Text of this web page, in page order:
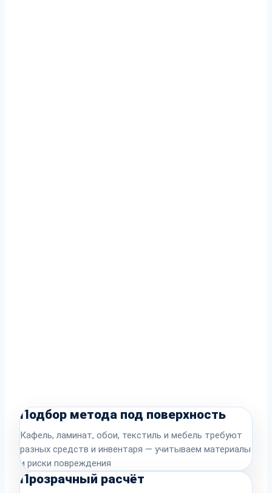
Подбор метода под поверхность
Кафель, ламинат, обои, текстиль и мебель требуют
разных средств и инвентаря — учитываем материалы
и риски повреждения
Прозрачный расчёт